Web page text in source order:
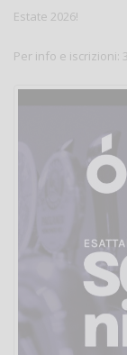
Estate 2026!
Per info e iscrizioni: